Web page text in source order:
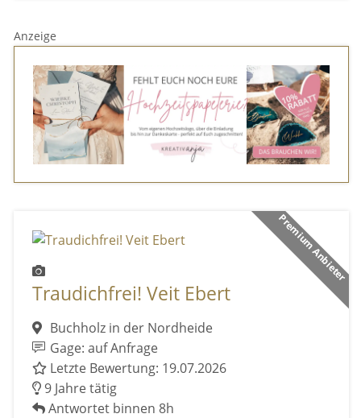
Anzeige
Premium Anbieter
Traudichfrei! Veit Ebert
Buchholz in der Nordheide
Gage: auf Anfrage
Letzte Bewertung: 19.07.2026
9 Jahre tätig
Antwortet binnen 8h